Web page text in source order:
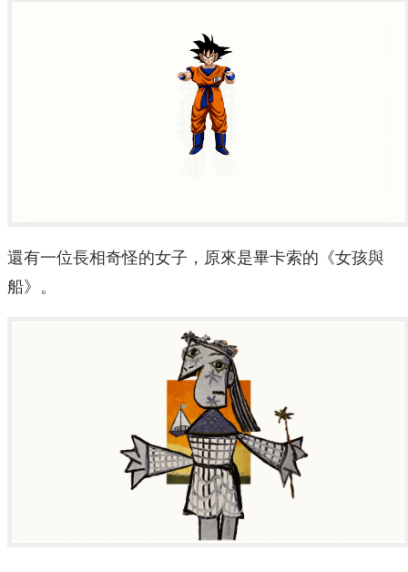
還有一位長相奇怪的女子，原來是畢卡索的《女孩與
船》。